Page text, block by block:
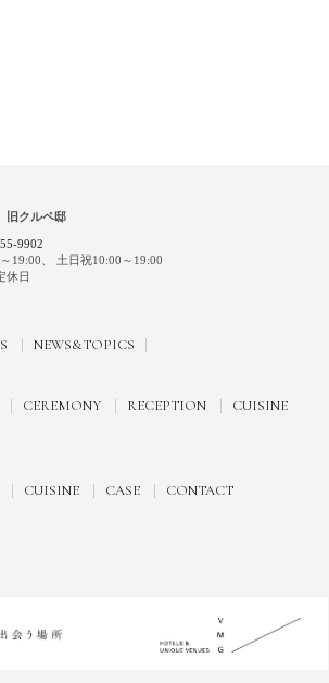
クルペ邸
9902
19:00、
土日祝10:00～19:00
休日
NEWS&TOPICS
CEREMONY RECEPTION
CUISINE
CUISINE CASE
CONTACT